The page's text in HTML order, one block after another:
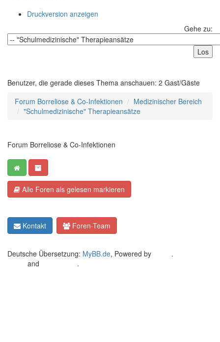
Druckversion anzeigen
Gehe zu:
Benutzer, die gerade dieses Thema anschauen: 2 Gast/Gäste
Forum Borreliose & Co-Infektionen
Medizinischer Bereich
"Schulmedizinische" Therapieansätze
Forum Borreliose & Co-Infektionen
Alle Foren als gelesen markieren
Kontakt Foren-Team
Deutsche Übersetzung: MyBB.de, Powered by .
and .